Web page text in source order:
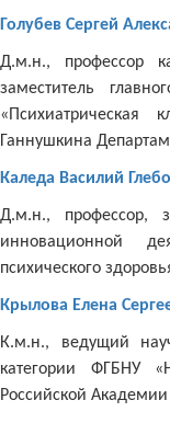
Голубев Сергей
Д.м.н., профессор
заместитель
Ганнушкина
Каледа Василий
Д.м.н., профессор,
инновационной
психического
Крылова Елена
К.м.н., ведущий
категории ФГБНУ
Российской Академии